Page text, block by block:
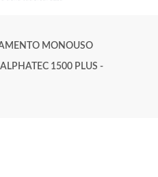
MONOUSO
1500 PLUS -